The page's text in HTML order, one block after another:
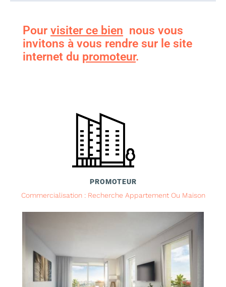
Pour visiter ce bien nous vous
invitons à vous rendre sur le site
internet du promoteur.
PROMOTEUR
Commercialisation : Recherche Appartement Ou Maison